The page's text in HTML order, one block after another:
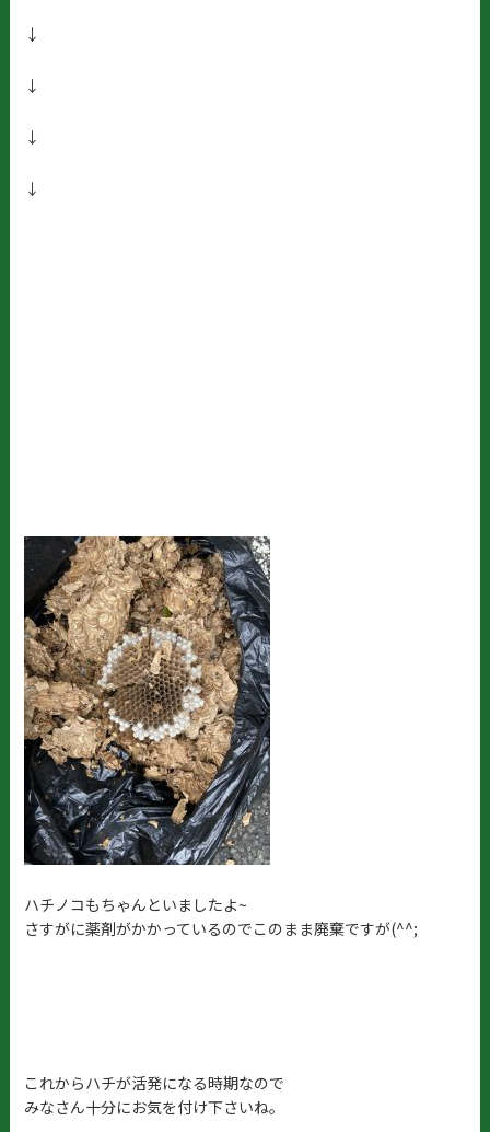
↓
↓
↓
↓
ハチノコもちゃんといましたよ~
さすがに薬剤がかかっているのでこのまま廃棄ですが(^^;
これからハチが活発になる時期なので
みなさん十分にお気を付け下さいね。